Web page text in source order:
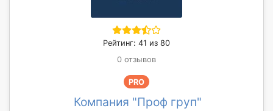
Рейтинг: 41 из 80
0 отзывов
PRO
Компания "Проф груп"